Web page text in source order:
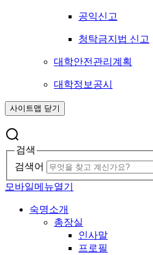
공익신고
청탁금지법 신고
대학안전관리계획
대학정보공시
사이트맵 닫기
검색
검색어
모바일메뉴열기
숙명소개
총장실
인사말
프로필